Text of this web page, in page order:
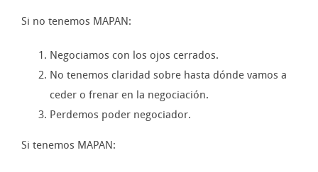
Si no tenemos MAPAN:
Negociamos con los ojos cerrados.
No tenemos claridad sobre hasta dónde vamos a
ceder o frenar en la negociación.
Perdemos poder negociador.
Si tenemos MAPAN: